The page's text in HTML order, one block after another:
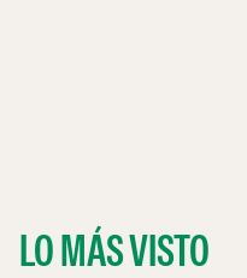
LO MÁS VISTO